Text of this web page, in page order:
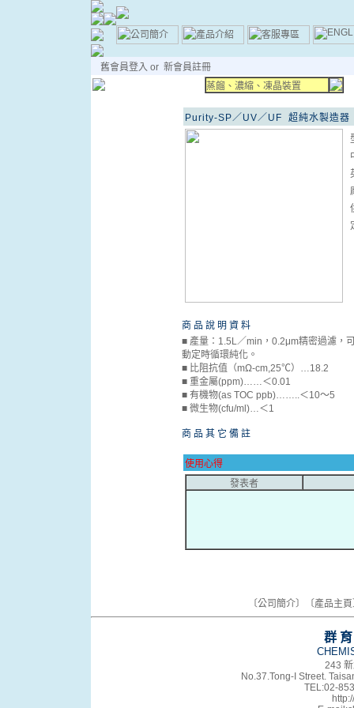
舊會員登入 or 新會員註冊
蒸餾、濃縮、凍晶裝置
Purity-SP／UV／UF 超純水製造器
商 品 說 明 資 料
■ 產量：1.5L／min，0.2μm精密過濾，
動定時循環純化。
■ 比阻抗值（mΩ-cm,25℃）…18.2
■ 重金屬(ppm)……＜0.01
■ 有機物(as TOC ppb)……..＜10～5
■ 微生物(cfu/ml)…＜1
商 品 其 它 備 註
使用心得
發表者
〔公司簡介〕〔產品主頁
群
243
No.37.Tong-I Street.
TEL:02-